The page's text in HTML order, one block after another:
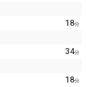
18分
34分
18分